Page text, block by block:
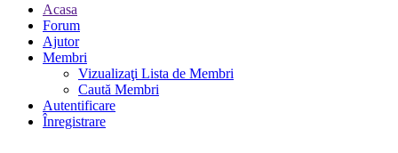
Acasa
Forum
Ajutor
Membri
Vizualizaţi Lista de Membri
Caută Membri
Autentificare
Înregistrare